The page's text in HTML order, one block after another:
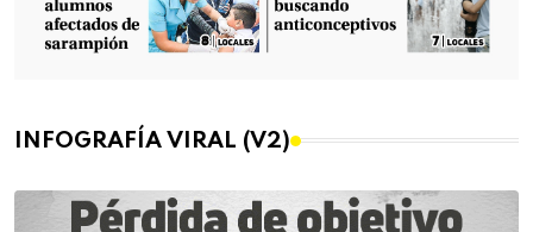
INFOGRAFÍA VIRAL (V2)